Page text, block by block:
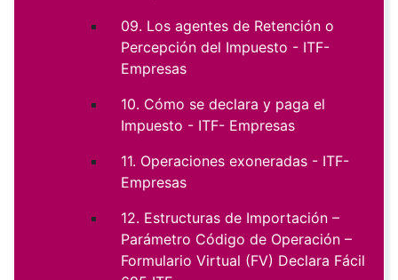
09. Los agentes de Retención o
Percepción del Impuesto - ITF-
Empresas
10. Cómo se declara y paga el
Impuesto - ITF- Empresas
11. Operaciones exoneradas - ITF-
Empresas
12. Estructuras de Importación –
Parámetro Código de Operación –
Formulario Virtual (FV) Declara Fácil